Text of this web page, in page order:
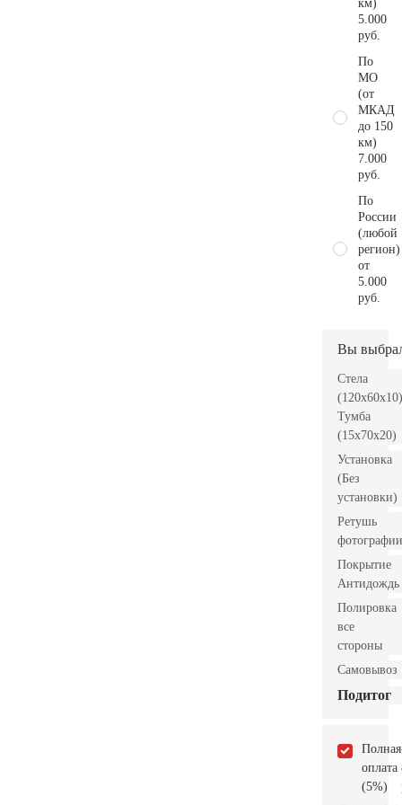
км)
5.000
руб.
По
МО
(от
МКАД
до 150
км)
7.000
руб.
По
России
(любой
регион)
от
5.000
руб.
Вы
Стела
(120x60x10)
Тумба
(15x70x20)
Установка
(Без
установки)
Ретушь
фотографии
Покрытие
Антидождь
Полировка
все
стороны
Самовывоз
Подитог
Полная
оплата
(5%)